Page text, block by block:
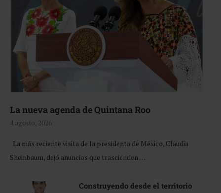
La nueva agenda de Quintana Roo
4 agosto, 2026
La más reciente visita de la presidenta de México, Claudia
Sheinbaum, dejó anuncios que trascienden …
Construyendo desde el territorio